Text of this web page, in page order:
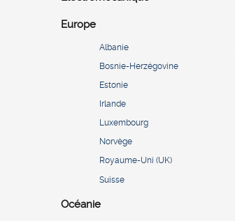
Europe
Albanie
Bosnie-Herzégovine
Estonie
Irlande
Luxembourg
Norvège
Royaume-Uni (UK)
Suisse
Océanie